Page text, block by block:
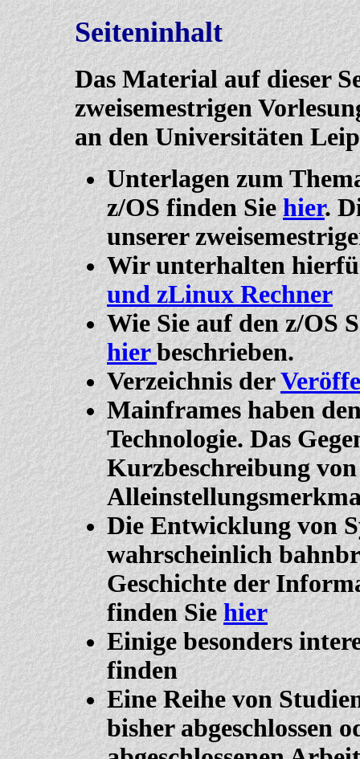
Seiteninhalt
Das Material auf dieser
zweisemestrigen
an den Universitäten
Unterlagen zum
z/OS finden Siehier.
unserer
Wir unterhalten
und zLinux Rechner
Wie Sie auf den z/OS
hierbeschrieben.
Verzeichnis der
Mainframes haben
Technologie. Das
Kurzbeschreibung
Die Entwicklung von
wahrscheinlich
Geschichte der
finden Siehier
Einige besonders
finden
Eine Reihe von
bisher abgeschlossen